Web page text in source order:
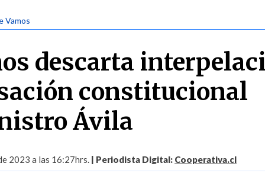
Vamos
descarta
constitucional
Ávila
2023 a las 16:27hrs. | Periodista Digital: Cooperativa.cl